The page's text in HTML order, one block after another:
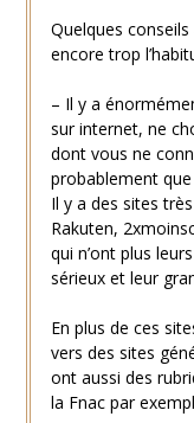
Quelques conseils
encore trop
– Il y a
sur internet, ne
dont vous ne
probablement
Il y a des sites
Rakuten,
qui n’ont plus
sérieux et leur
En plus de ces
vers des sites
ont aussi des
la Fnac par